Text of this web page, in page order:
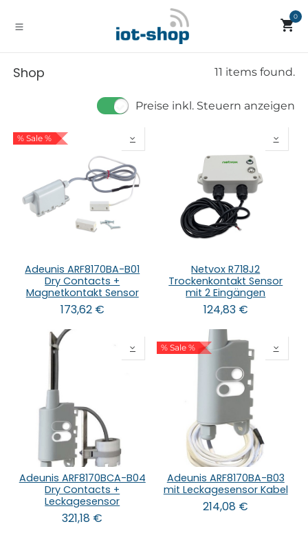
0
Shop 11 items found.
Preise inkl. Steuern anzeigen
% Sale %
Adeunis ARF8170BA-B01
Dry Contacts +
Magnetkontakt Sensor
173,62€
Netvox R718J2
Trockenkontakt Sensor
mit 2 Eingängen
124,83€
Adeunis ARF8170BCA-B04
Dry Contacts +
Leckagesensor
321,18 €
% Sale %
Adeunis ARF8170BA-B03
mit Leckagesensor Kabel
214,08 €